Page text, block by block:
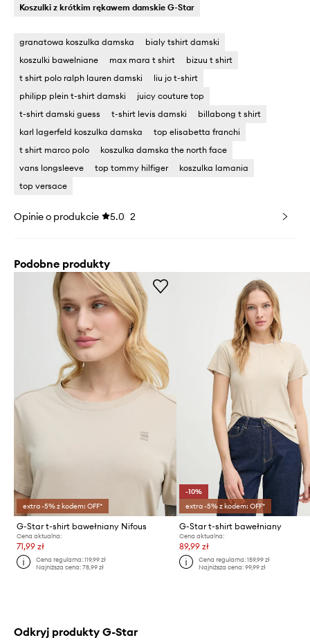
Koszulki z krótkim rękawem damskie G-Star
granatowa koszulka damska
bialy tshirt damski
koszulki bawelniane
max mara t shirt
bizuu t shirt
t shirt polo ralph lauren damski
liu jo t-shirt
philipp plein t-shirt damski
juicy couture top
t-shirt damski guess
t-shirt levis damski
billabong t shirt
karl lagerfeld koszulka damska
top elisabetta franchi
t shirt marco polo
koszulka damska the north face
vans longsleeve
top tommy hilfiger
koszulka lamania
top versace
Opinie o produkcie 5.0 2
Podobne produkty
extra -5% z kodem: OFF*
G-Star t-shirt bawełniany Nifous
Cena aktualna:
71,99 zł
Cena regularna:119,99 zł
Najniższa cena:78,99 zł
-10%
extra -5% z kodem: OFF*
G-Star t-shirt bawełniany
Cena aktualna:
89,99 zł
Cena regularna: 159,99 zł
Najniższa cena: 99,99 zł
Odkryj produkty G-Star